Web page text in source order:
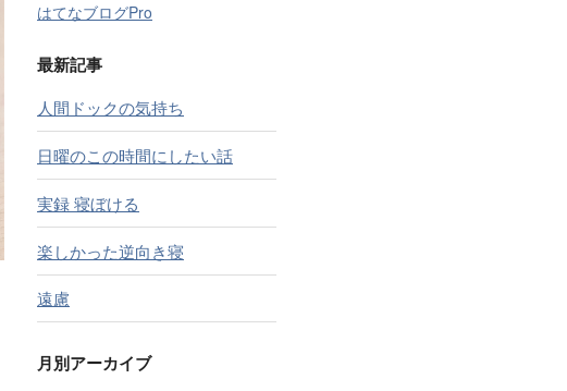
はてなブログPro
最新記事
人間ドックの気持ち
日曜のこの時間にしたい話
実録 寝ぼける
楽しかった逆向き寝
遠慮
月別アーカイブ